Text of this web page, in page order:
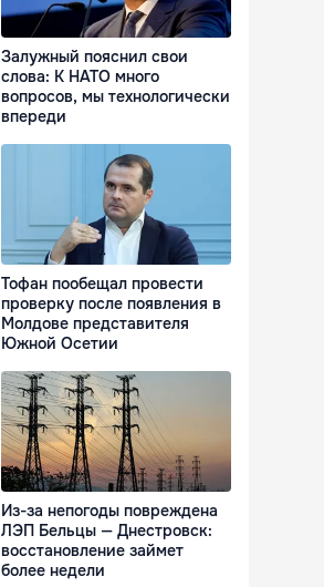
Залужный пояснил свои
слова: К НАТО много
вопросов, мы технологически
впереди
Тофан пообещал провести
проверку после появления в
Молдове представителя
Южной Осетии
Из-за непогоды повреждена
ЛЭП Бельцы — Днестровск:
восстановление займет
более недели